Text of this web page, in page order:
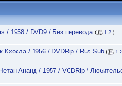
/ 1958 / DVD9 / Без перевода ( 1 2 )
Кхосла / 1956 / DVDRip / Rus Sub ( 1 2
Ананд / 1957 / VCDRip /